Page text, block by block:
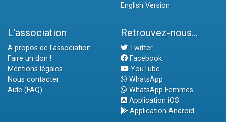
English Version
L'association
A propos de l'association
Faire un don !
Mentions légales
Nous contacter
Aide (FAQ)
Retrouvez-nous...
Twitter
Facebook
YouTube
WhatsApp
WhatsApp Femmes
Application iOS
Application Android